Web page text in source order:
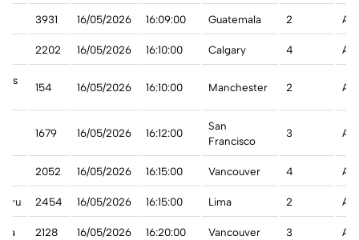
3931 16/05/2026 16:09:00 Guatemala 2 A
2202 16/05/2026 16:10:00 Calgary 4 A
154 16/05/2026 16:10:00 Manchester 2 A
1679 16/05/2026 16:12:00
San
Francisco
3 A
2052 16/05/2026 16:15:00 Vancouver 4 A
2454 16/05/2026 16:15:00 Lima 2 A
2128 16/05/2026 16:20:00 Vancouver 3 A